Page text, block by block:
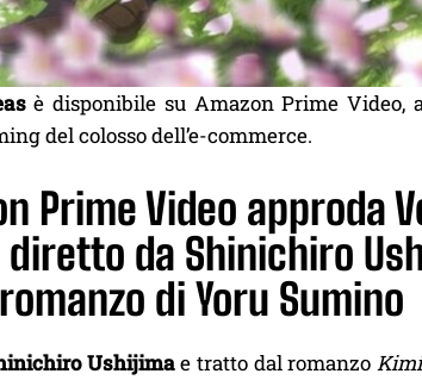
è disponibile su Amazon Prime Video,
del colosso dell’e-commerce.
Prime Video approda
diretto da Shinichiro
romanzo di Yoru Sumino
Ushijimae tratto dal romanzo